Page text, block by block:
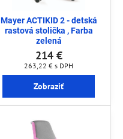
Mayer ACTIKID 2 - detská
rastová stolička , Farba
zelená
214 €
263,22 € s DPH
Zobraziť